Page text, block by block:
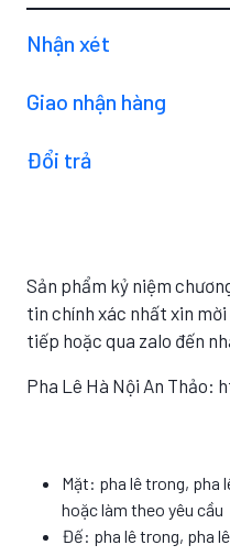
Nhận xét
Giao nhận hàng
Đổi trả
Sản phẩm kỷ niệm
tin chính xác nhất xin
tiếp hoặc qua zalo đến
Pha Lê Hà Nội An
Mặt: pha lê trong, pha
hoặc làm theo yêu cầu
Đế: pha lê trong, pha